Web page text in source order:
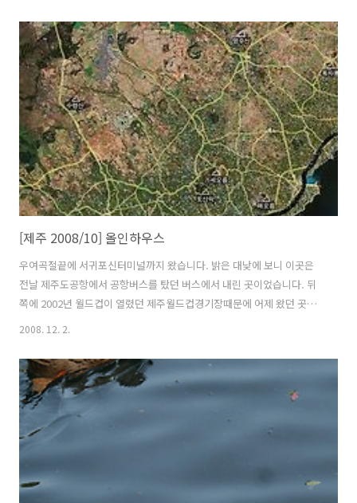
대에 올라가서 본 성산일출봉이니다. 그 앞에 건물과 조화를 잘 이룹니
다. 등대에 있는 표지석입니다. 등대에서 아까 올라왔던 반대편에 있는
계단입니다. 헉 쳐다보는것마져 아찔할 정도습니다. 등대에서 성산일출
봉을 봤더니 이제서야 다른것에 방해를 받지 않고 성산일출봉 전체를 볼
수 있었습니다. 제주도의 상징 조랑말입니다. 풀뜯어먹는데 정신이 없는
것 같습니다. 놀랠까봐 ..
[제주 2008/10] 올인하우스
우여곡절끝에 서귀포신터미널까지 왔습니다. 밝은 대낮에 보니 이곳은
전날 제주도공항에서 공항버스를 탔던 버스에서 내린 곳이었습니다. 뒤
쪽에 2002년 월드컵이 열렸던 제주월드컵경기장때문에 어제 왔던 곳이
다. 섭지코지 입구까지는 2시간 가까이 걸렸습니다. 제주 해안 일주도로
1132번을 따라 가는데, 지나가는 곳마다 차창밖으로 보이는 풍경은 멋있
고 아름다운 한폭의 그림같기도 했습니다. 비록 차안에서 보는것으로 만
족했지만, 다음에는 해안일주도로를 따라 자전거로 가볼 작정입니다. 버
스기사아저씨에게 이것저것 여쭈어보면서 남은 제주도 일정과 코스를
지도와 같이 확인하면서 머리속에 ..
2008. 12. 2.